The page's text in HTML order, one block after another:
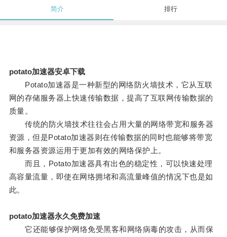
简介 排行
potato加速器安卓下载
Potato加速器是一种新型的网络防火墙技术，它从互联
网的存储服务器上快速传输数据，提高了互联网传输数据的
质量。
传统的防火墙技术往往会占用大量的网络带宽和服务器
资源，但是Potato加速器则在传输数据的同时也能够将带宽
和服务器资源运用于更加有效的网络保护上。
而且，Potato加速器具有出色的稳定性，可以快速处理
高容量流量，即使在网络拥堵和高流量峰值的情况下也是如
此。
potato加速器永久免费加速
它还能够保护网络免受黑客和网络病毒的攻击，从而保